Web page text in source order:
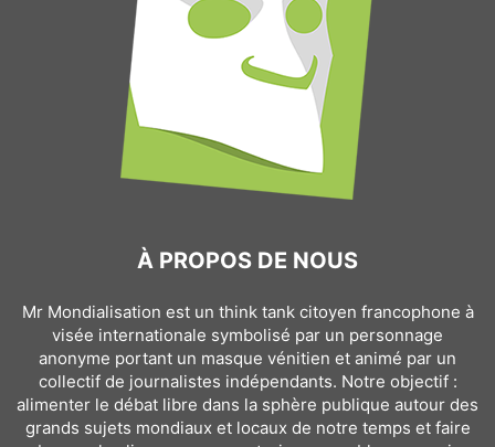
À PROPOS DE NOUS
Mr Mondialisation est un think tank citoyen francophone à
visée internationale symbolisé par un personnage
anonyme portant un masque vénitien et animé par un
collectif de journalistes indépendants. Notre objectif :
alimenter le débat libre dans la sphère publique autour des
grands sujets mondiaux et locaux de notre temps et faire